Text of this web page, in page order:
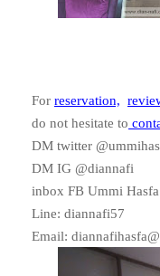
For reservation,
do not hesitate to
DM twitter
DM IG @diannafi
inbox FB Ummi Hasfa
Line: diannafi57
Email: diannafihasfa